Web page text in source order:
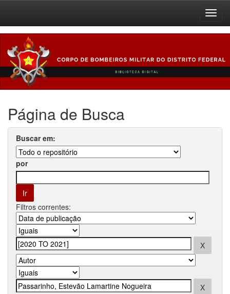
navigation
Página de Busca
Buscar em:
por
Filtros correntes: